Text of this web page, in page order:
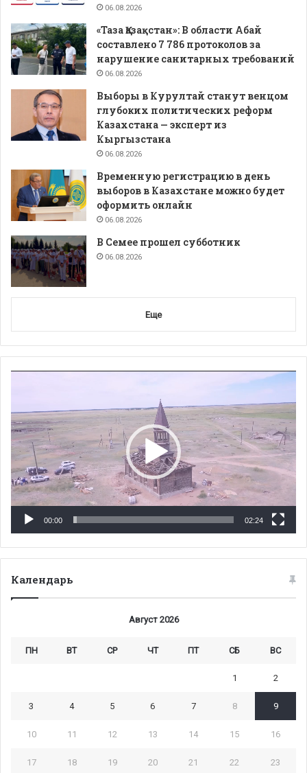
06.08.2026
«Таза Қазақстан»: В области Абай
составлено 7 786 протоколов за
нарушение санитарных требований
06.08.2026
Выборы в Курултай станут венцом
глубоких политических реформ
Казахстана — эксперт из
Кыргызстана
06.08.2026
Временную регистрацию в день
выборов в Казахстане можно будет
оформить онлайн
06.08.2026
В Семее прошел субботник
06.08.2026
Еще
00:00 02:24
Календарь
Август 2026
ПН ВТ СР ЧТ ПТ СБ ВС
1 2
3 4 5 6 7 8 9
10 11 12 13 14 15 16
17 18 19 20 21 22 23